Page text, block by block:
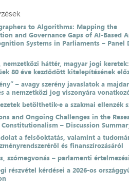
to Algorithms: Mapping the
and Governance Gaps of AI-Based
Systems in Parliaments – Panel
nemzetközi háttér, magyar jogi
80 éve kezdődött kitelepítésének
– avagy szerény javaslatok a
a nemzetközi jog viszonyára
betölthetik-e a szakmai ellenzék
and Ongoing Challenges in the
– Discussion
a felsőoktatás, valamint a
és finanszírozásáról
szómegvonás – parlamenti
részvétel kérdései a 2026-os